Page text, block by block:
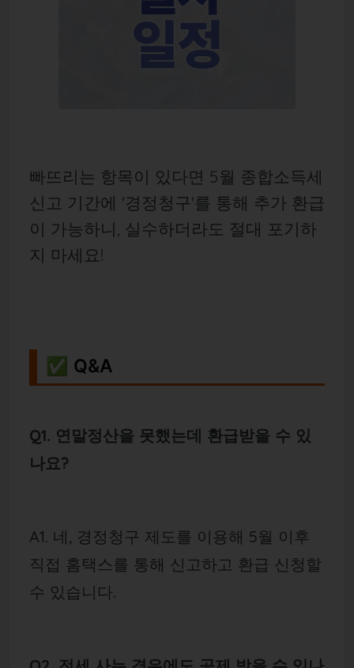
빠뜨리는 항목이 있다면 5월 종합소득세
신고 기간에 '경정청구'를 통해 추가 환급
이 가능하니, 실수하더라도 절대 포기하
지 마세요!
✅ Q&A
Q1. 연말정산을 못했는데 환급받을 수 있
나요?
A1. 네, 경정청구 제도를 이용해 5월 이후
직접 홈택스를 통해 신고하고 환급 신청할
수 있습니다.